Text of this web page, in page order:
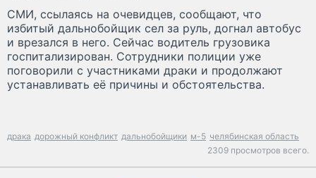
СМИ, ссылаясь на очевидцев, сообщают, что
избитый дальнобойщик сел за руль, догнал автобус
и врезался в него. Сейчас водитель грузовика
госпитализирован. Сотрудники полиции уже
поговорили с участниками драки и продолжают
устанавливать её причины и обстоятельства.
драка дорожный конфликт дальнобойщики м-5 челябинская область
2309 просмотров всего.